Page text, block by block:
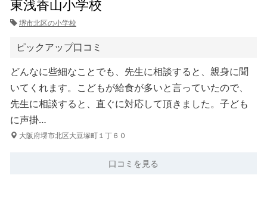
東浅香山小学校
堺市北区の小学校
ピックアップ口コミ
どんなに些細なことでも、先生に相談すると、親身に聞
いてくれます。こどもが給食が多いと言っていたので、
先生に相談すると、直ぐに対応して頂きました。子ども
に声掛…
大阪府堺市北区大豆塚町１丁６０
口コミを見る